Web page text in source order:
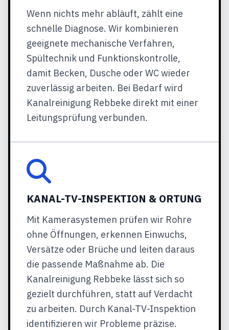
Wenn nichts mehr abläuft, zählt eine
schnelle Diagnose. Wir kombinieren
geeignete mechanische Verfahren,
Spültechnik und Funktionskontrolle,
damit Becken, Dusche oder WC wieder
zuverlässig arbeiten. Bei Bedarf wird
Kanalreinigung Rebbeke direkt mit einer
Leitungsprüfung verbunden.
KANAL-TV-INSPEKTION & ORTUNG
Mit Kamerasystemen prüfen wir Rohre
ohne Öffnungen, erkennen Einwuchs,
Versätze oder Brüche und leiten daraus
die passende Maßnahme ab. Die
Kanalreinigung Rebbeke lässt sich so
gezielt durchführen, statt auf Verdacht
zu arbeiten. Durch Kanal-TV-Inspektion
identifizieren wir Probleme präzise.